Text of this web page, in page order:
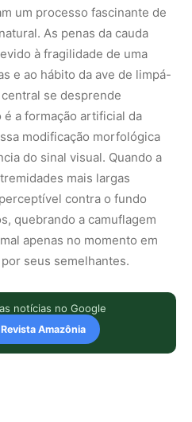
um processo fascinante de
As penas da cauda
à fragilidade de uma
e ao hábito da ave de limpá-
se desprende
a formação artificial da
modificação morfológica
do sinal visual. Quando a
mais largas
contra o fundo
quebrando a camuflagem
apenas no momento em
seus semelhantes.
notícias no Google
Amazônia